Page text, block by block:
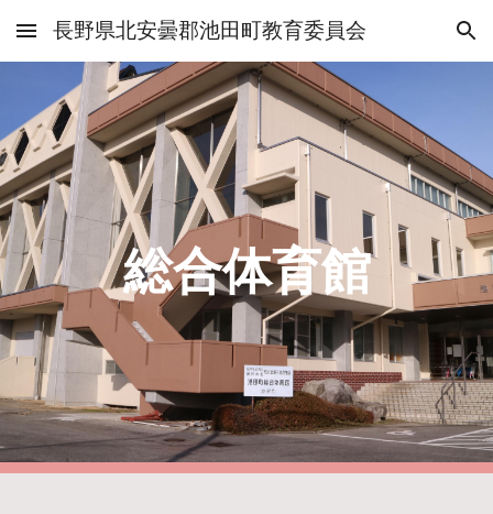
Skip to main content Skip to navigation
長野県北安曇郡池田町教育委員会
総合体育館